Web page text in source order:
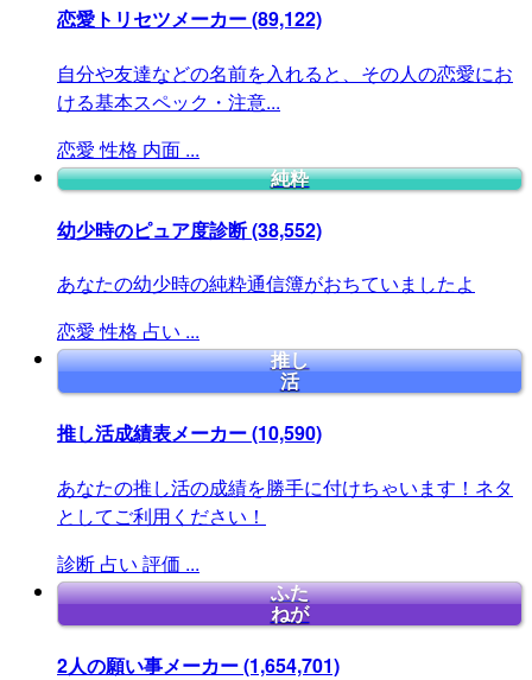
恋愛トリセツメーカー(89,122)
自分や友達などの名前を入れると、その人の恋愛にお
ける基本スペック・注意...
恋愛 性格 内面 ...
純粋
幼少時のピュア度診断(38,552)
あなたの幼少時の純粋通信簿がおちていましたよ
恋愛 性格 占い ...
推し
活
推し活成績表メーカー(10,590)
あなたの推し活の成績を勝手に付けちゃいます！ネタ
としてご利用ください！
診断 占い 評価 ...
ふた
ねが
2人の願い事メーカー(1,654,701)